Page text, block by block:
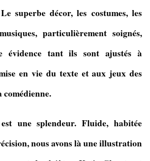
superbe décor, les costumes, les
particulièrement soignés,
évidence tant ils sont ajustés à
en vie du texte et aux jeux des
comédienne.
une splendeur. Fluide, habitée
nous avons là une illustration